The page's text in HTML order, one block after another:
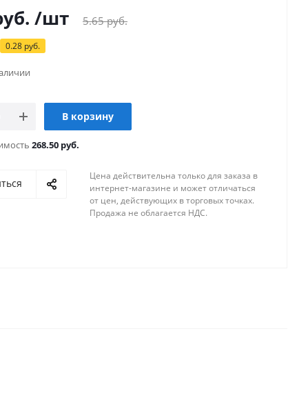
/шт 5.65руб.
0.28 руб.
В корзину
268.50 руб.
Цена действительна только для заказа в
интернет-магазине и может отличаться
от цен, действующих в торговых точках.
Продажа не облагается НДС.